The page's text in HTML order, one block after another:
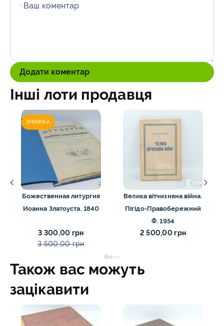
* Ваш коментар
Додати коментар
Інші лоти продавця
ЗНИЖКА
Божественная литургия
Иоанна Златоуста. 1840
3 300,00 грн
3 500,00 грн
Велика вітчизняна війна.
Пігідо-Правобережний
Ф. 1954
2 500,00 грн
Також вас можуть
зацікавити